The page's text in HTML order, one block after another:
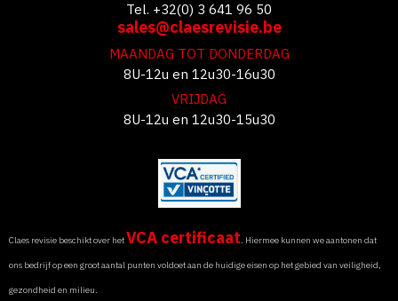
Tel. +32(0) 3 641 96 50
sales@claesrevisie.be
MAANDAG TOT DONDERDAG
8U-12u en 12u30-16u30
VRIJDAG
8U-12u en 12u30-15u30
Claes revisie beschikt over hetVCA certificaat. Hiermee kunnen we aantonen dat
ons bedrijf op een groot aantal punten voldoet aan de huidige eisen op het gebied van veiligheid,
gezondheid en milieu.